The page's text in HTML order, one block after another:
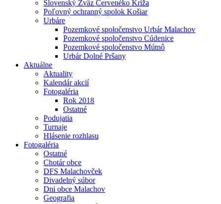
Slovenský Zväz Červenéko Kríža
Poľovný ochranný spolok Košiar
Urbáre
Pozemkové spoločenstvo Urbár Malachov
Pozemkové spoločenstvo Cúdenice
Pozemkové spoločenstvo Mútnô
Urbár Dolné Pršany
Aktuálne
Aktuality
Kalendár akcií
Fotogaléria
Rok 2018
Ostatné
Podujatia
Turnaje
Hlásenie rozhlasu
Fotogaléria
Ostatné
Chotár obce
DFS Malachovček
Divadelný súbor
Dni obce Malachov
Geografia